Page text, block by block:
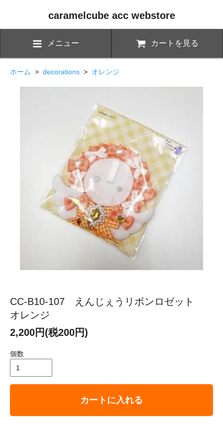
caramelcube acc webstore
メニュー カートを見る
ホーム > decorations > オレンジ
CC-B10-107 えんじぇうリボンロゼット
オレンジ
2,200円(税200円)
個数
カートに入れる